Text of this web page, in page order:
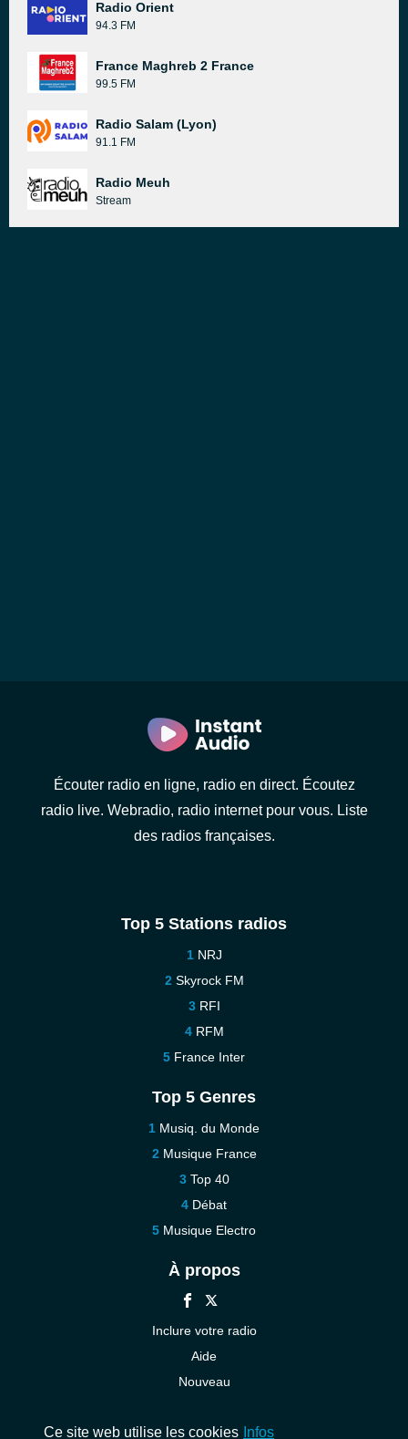
Radio Orient
94.3 FM
France Maghreb 2 France
99.5 FM
Radio Salam (Lyon)
91.1 FM
Radio Meuh
Stream
Écouter radio en ligne, radio en direct. Écoutez
radio live. Webradio, radio internet pour vous. Liste
des radios françaises.
Top 5 Stations radios
NRJ
Skyrock FM
RFI
RFM
France Inter
Top 5 Genres
Musiq. du Monde
Musique France
Top 40
Débat
Musique Electro
À propos
Inclure votre radio
Aide
Nouveau
Ce site web utilise les cookies Infos